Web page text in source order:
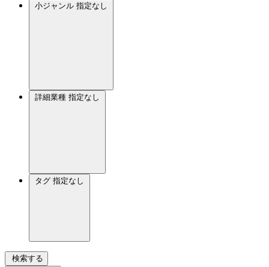
小ジャンル 指定なし
詳細業種 指定なし
タグ 指定なし
検索する